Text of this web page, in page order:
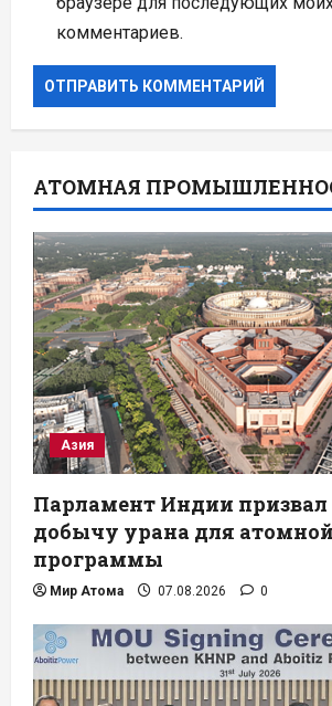
комментариев.
АТОМНАЯ
Азия
Парламент Индии призвал
добычу урана для атомной
программы
Мир Атома 07.08.2026 0